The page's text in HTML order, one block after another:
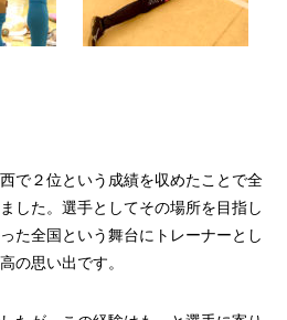
で２位という成績を収めたことで全
した。選手としてその場所を目指し
た全国という舞台にトレーナーとし
の思い出です。